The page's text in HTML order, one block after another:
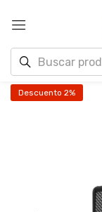
Descuento 2%